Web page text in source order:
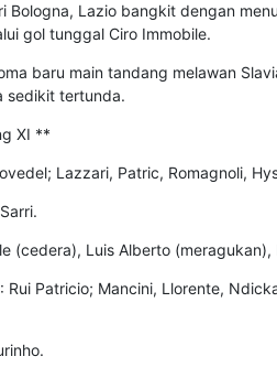
Bologna, Lazio bangkit dengan
gol tunggal Ciro Immobile.
baru main tandang melawan
sedikit tertunda.
XI **
Lazzari, Patric, Romagnoli,
(cedera), Luis Alberto
Rui Patricio; Mancini, Llorente,